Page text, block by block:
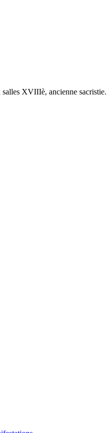
XVIIIè, ancienne